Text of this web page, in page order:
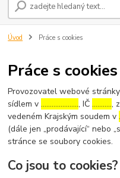
Úvod Práce s cookies
Práce s cookies
Provozovatel webové
sídlem v…………………, IČ………..,
vedeném Krajským soudem v
(dále jen „prodávající“ nebo
stránce se soubory cookies.
Co jsou to cookies?